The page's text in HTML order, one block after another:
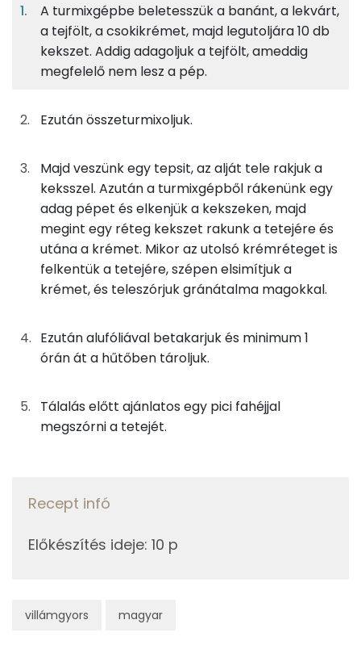
villámgyors magyar
4%
Fehérje
37%
Szénhidrát
7%
Zsír
50g háztartási keksz
50g tejföl
8gcsokiszósz
21 kcal
38g banán
21 kcal
75g gránátalma 35 kcal
Egy
adagban
4
adagban
100
grammban
4%
37%
TOP ásványi anyagok
Foszfor
Kálcium
Magnézium
Szelén
TOP vitaminok
Kolin:
C vitamin:
E vitamin:
B6 vitamin:
A turmixgépbe beletesszük a banánt, a lekvárt,
a tejfölt, a csokikrémet, majd legutoljára 10 db
kekszet. Addig adagoljuk a tejfölt, ameddig
megfelelő nem lesz a pép.
Ezután összeturmixoljuk.
Majd veszünk egy tepsit, az alját tele rakjuk a
keksszel. Azután a turmixgépből rákenünk egy
adag pépet és elkenjük a kekszeken, majd
megint egy réteg kekszet rakunk a tetejére és
utána a krémet. Mikor az utolsó krémréteget is
felkentük a tetejére, szépen elsimítjuk a
krémet, és teleszórjuk gránátalma magokkal.
Ezután alufóliával betakarjuk és minimum 1
órán át a hűtőben tároljuk.
Tálalás előtt ajánlatos egy pici fahéjjal
megszórni a tetejét.
Recept infó
Előkészítés ideje: 10 p